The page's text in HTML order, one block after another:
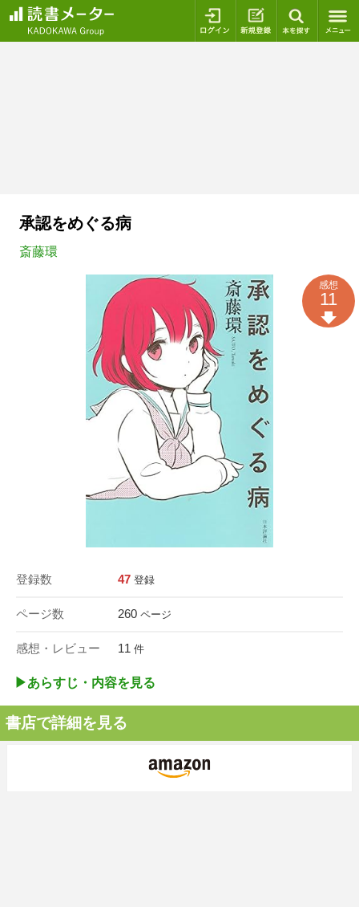
ログイン 新規登録
承認をめぐる病
斎藤環
登録数 47 登録
ページ数 260 ページ
感想・レビュー 11 件
感想
11
▶︎あらすじ・内容を見る
書店で詳細を見る